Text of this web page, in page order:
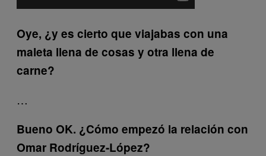
Oye, ¿y es cierto que viajabas con una
maleta llena de cosas y otra llena de
carne?
…
Bueno OK. ¿Cómo empezó la relación con
Omar Rodríguez-López?